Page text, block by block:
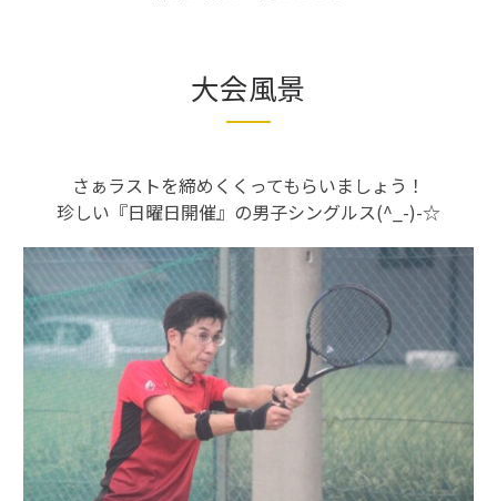
大会風景
さぁラストを締めくくってもらいましょう！
珍しい『日曜日開催』の男子シングルス(^_-)-☆